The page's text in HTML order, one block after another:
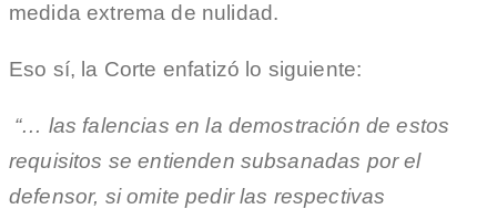
medida extrema de nulidad.
Eso sí, la Corte enfatizó lo siguiente:
“… las falencias en la demostración de estos
requisitos se entienden subsanadas por el
defensor, si omite pedir las respectivas